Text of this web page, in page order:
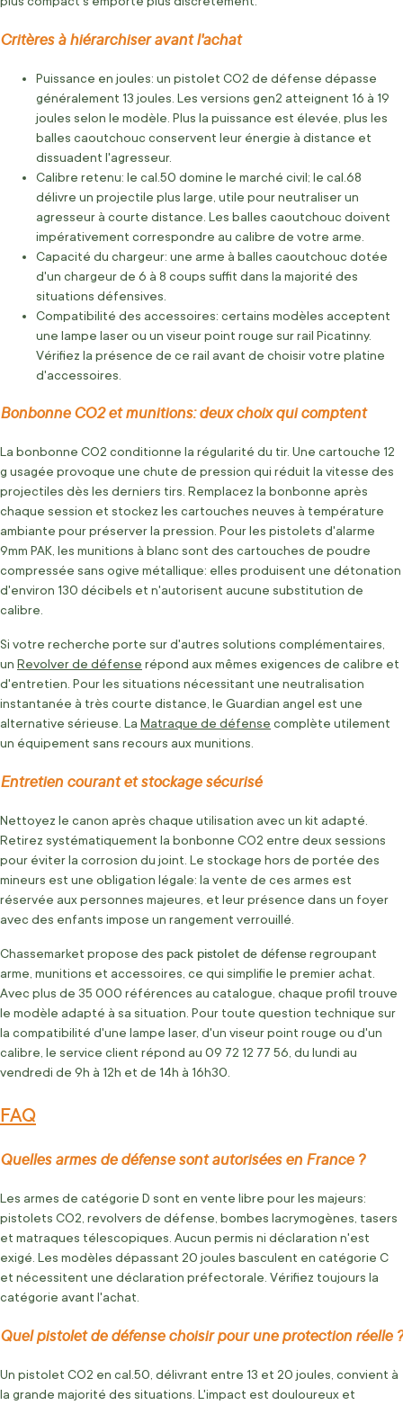
Critères à hiérarchiser avant l'achat
Puissance en joules: un pistolet CO2 de défense dépasse
généralement 13 joules. Les versions gen2 atteignent 16 à 19
joules selon le modèle. Plus la puissance est élevée, plus les
balles caoutchouc conservent leur énergie à distance et
dissuadent l'agresseur.
Calibre retenu: le cal.50 domine le marché civil; le cal.68
délivre un projectile plus large, utile pour neutraliser un
agresseur à courte distance. Les balles caoutchouc doivent
impérativement correspondre au calibre de votre arme.
Capacité du chargeur: une arme à balles caoutchouc dotée
d'un chargeur de 6 à 8 coups suffit dans la majorité des
situations défensives.
Compatibilité des accessoires: certains modèles acceptent
une lampe laser ou un viseur point rouge sur rail Picatinny.
Vérifiez la présence de ce rail avant de choisir votre platine
d'accessoires.
Bonbonne CO2 et munitions: deux choix qui comptent
La bonbonne CO2 conditionne la régularité du tir. Une cartouche 12
g usagée provoque une chute de pression qui réduit la vitesse des
projectiles dès les derniers tirs. Remplacez la bonbonne après
chaque session et stockez les cartouches neuves à température
ambiante pour préserver la pression. Pour les pistolets d'alarme
9mm PAK, les munitions à blanc sont des cartouches de poudre
compressée sans ogive métallique: elles produisent une détonation
d'environ 130 décibels et n'autorisent aucune substitution de
calibre.
Si votre recherche porte sur d'autres solutions complémentaires,
un Revolver de défense répond aux mêmes exigences de calibre et
d'entretien. Pour les situations nécessitant une neutralisation
instantanée à très courte distance, le Guardian angel est une
alternative sérieuse. La Matraque de défense complète utilement
un équipement sans recours aux munitions.
Entretien courant et stockage sécurisé
Nettoyez le canon après chaque utilisation avec un kit adapté.
Retirez systématiquement la bonbonne CO2 entre deux sessions
pour éviter la corrosion du joint. Le stockage hors de portée des
mineurs est une obligation légale: la vente de ces armes est
réservée aux personnes majeures, et leur présence dans un foyer
avec des enfants impose un rangement verrouillé.
Chassemarket propose des pack pistolet de défenseregroupant
arme, munitions et accessoires, ce qui simplifie le premier achat.
Avec plus de 35 000 références au catalogue, chaque profil trouve
le modèle adapté à sa situation. Pour toute question technique sur
la compatibilité d'une lampe laser, d'un viseur point rouge ou d'un
calibre, le service client répond au 09 72 12 77 56, du lundi au
vendredi de 9h à 12h et de 14h à 16h30.
FAQ
Quelles armes de défense sont autorisées en France ?
Les armes de catégorie D sont en vente libre pour les majeurs:
pistolets CO2, revolvers de défense, bombes lacrymogènes, tasers
et matraques télescopiques. Aucun permis ni déclaration n'est
exigé. Les modèles dépassant 20 joules basculent en catégorie C
et nécessitent une déclaration préfectorale. Vérifiez toujours la
catégorie avant l'achat.
Quel pistolet de défense choisir pour une protection réelle ?
Un pistolet CO2 en cal.50, délivrant entre 13 et 20 joules, convient à
la grande majorité des situations. L'impact est douloureux et